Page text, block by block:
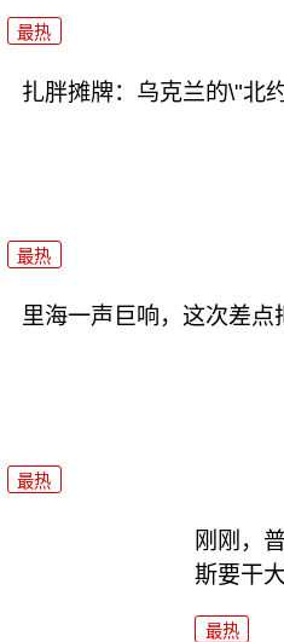
最热
扎胖摊牌：乌克兰的\"北
最热
里海一声巨响，这次差点
最热
刚刚，
斯要干
最热